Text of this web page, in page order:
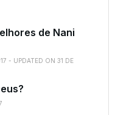
de Nani
- UPDATED ON 31 DE